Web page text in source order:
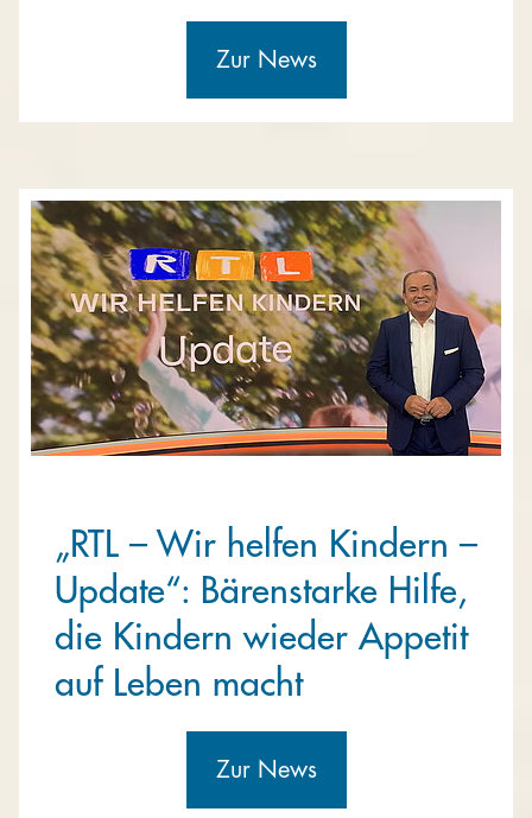
Zur News
„RTL – Wir helfen Kindern –
Update“: Bärenstarke Hilfe,
die Kindern wieder Appetit
auf Leben macht
Zur News